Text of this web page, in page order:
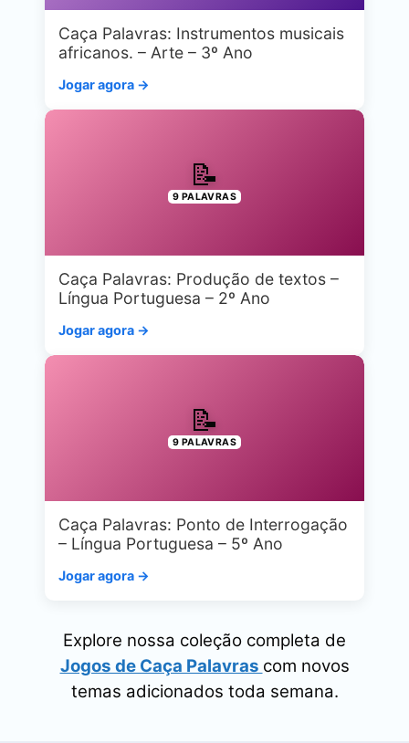
Caça Palavras: Instrumentos musicais
africanos. – Arte – 3º Ano
Jogar agora →
📝
9 PALAVRAS
Caça Palavras: Produção de textos –
Língua Portuguesa – 2º Ano
Jogar agora →
📝
9 PALAVRAS
Caça Palavras: Ponto de Interrogação
– Língua Portuguesa – 5º Ano
Jogar agora →
Explore nossa coleção completa de
Jogos de Caça Palavras com novos
temas adicionados toda semana.